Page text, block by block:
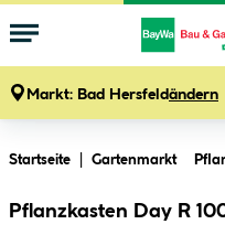
Markt: Bad Hersfeldändern
Startseite Gartenmarkt
Pflanzkasten Day R